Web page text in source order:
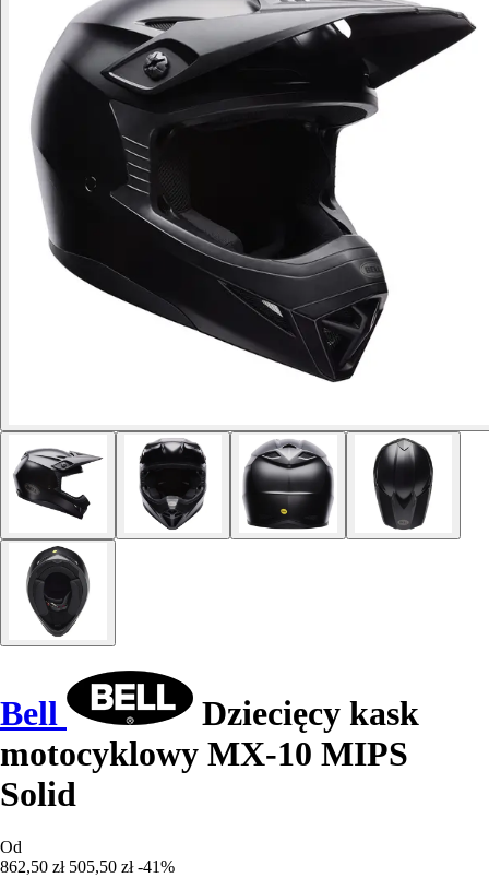
Bell
Dziecięcy kask
motocyklowy MX-10 MIPS
Solid
Od
862,50 zł 505,50 zł -41%